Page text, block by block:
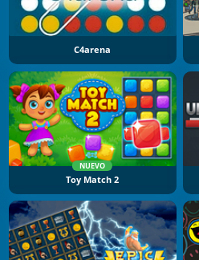
C4arena
NUEVO
Toy Match 2